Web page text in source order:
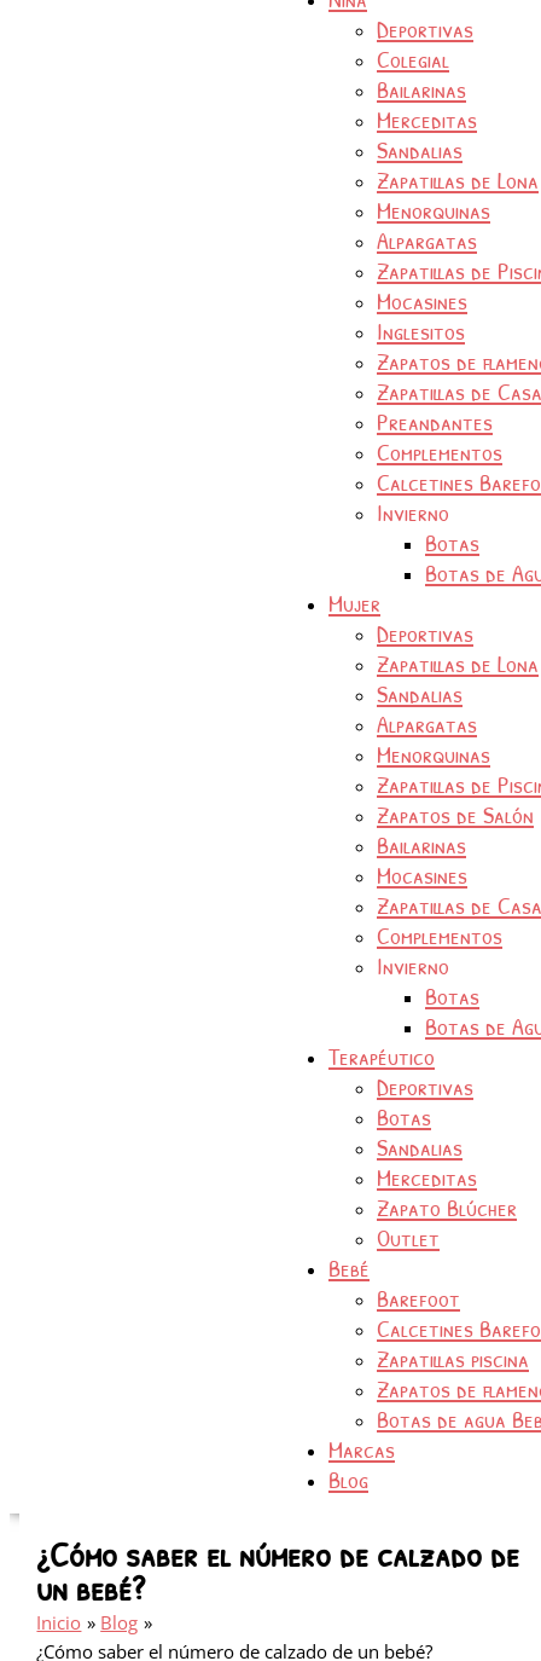
Deportivas
Colegial
Bailarinas
Merceditas
Sandalias
Zapatillas de Lona
Menorquinas
Alpargatas
Zapatillas de
Mocasines
Inglesitos
Zapatos de
Zapatillas de Casa
Preandantes
Complementos
Calcetines
Invierno
Botas
Botas de
Mujer
Deportivas
Zapatillas de Lona
Sandalias
Alpargatas
Menorquinas
Zapatillas de
Zapatos de Salón
Bailarinas
Mocasines
Zapatillas de Casa
Complementos
Invierno
Botas
Botas de
Terapéutico
Deportivas
Botas
Sandalias
Merceditas
Zapato Blúcher
Outlet
Bebé
Barefoot
Calcetines
Zapatillas piscina
Zapatos de
Botas de agua
Marcas
Blog
¿Cómo saber el número de calzado de
un bebé?
Inicio
Blog
¿Cómo saber el número de calzado de un bebé?